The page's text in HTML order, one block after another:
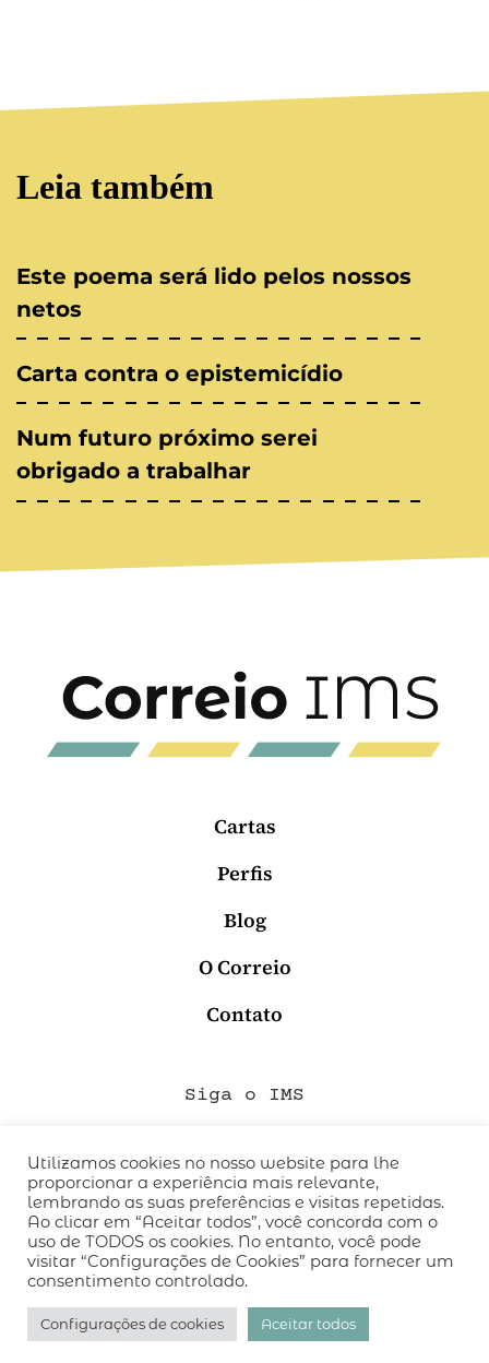
Leia também
Este poema será lido pelos nossos
netos
Carta contra o epistemicídio
Num futuro próximo serei
obrigado a trabalhar
Cartas
Perfis
Blog
O Correio
Contato
Siga o IMS
QUEM SOMOS
CÓDIGO DE CONDUTA
POLÍTICA DE PRIVACIDADE
TERMOS DE USO
desenvolvido pelo
Utilizamos cookies no nosso website para lhe
proporcionar a experiência mais relevante,
lembrando as suas preferências e visitas repetidas.
Ao clicar em “Aceitar todos”, você concorda com o
uso de TODOS os cookies. No entanto, você pode
visitar “Configurações de Cookies” para fornecer um
consentimento controlado.
Configurações de cookies Aceitar todos